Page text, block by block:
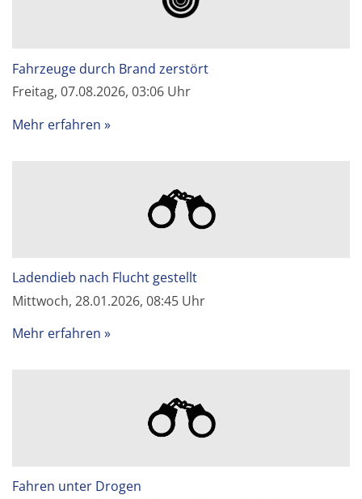
Fahrzeuge durch Brand zerstört
Freitag, 07.08.2026, 03:06 Uhr
Mehr erfahren
Ladendieb nach Flucht gestellt
Mittwoch, 28.01.2026, 08:45 Uhr
Mehr erfahren
Fahren unter Drogen